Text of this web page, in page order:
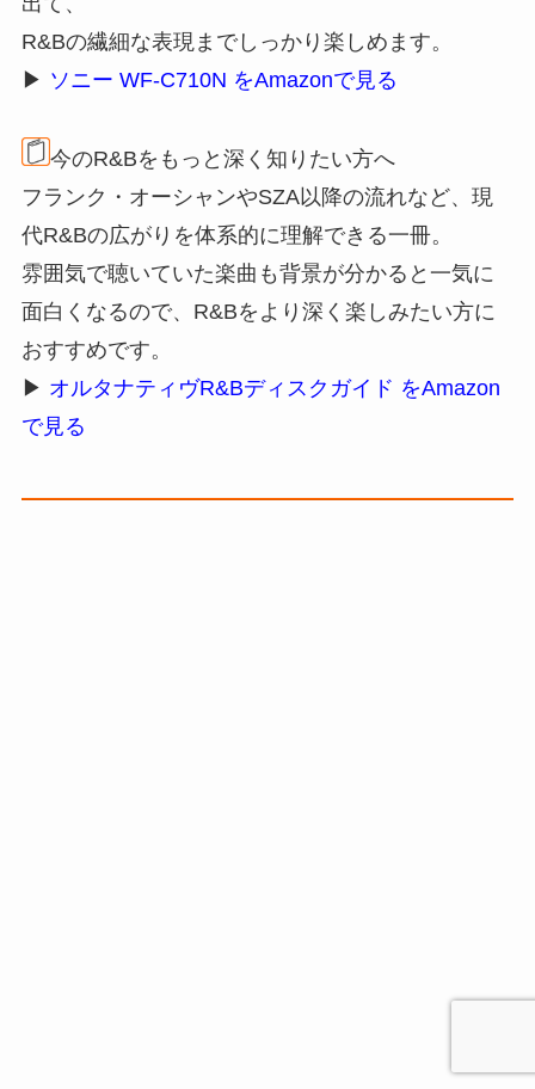
R&Bの繊細な表現までしっかり楽しめます。
▶ ソニー WF-C710N をAmazonで見る
今のR&Bをもっと深く知りたい方へ
フランク・オーシャンやSZA以降の流れなど、現
代R&Bの広がりを体系的に理解できる一冊。
雰囲気で聴いていた楽曲も背景が分かると一気に
面白くなるので、R&Bをより深く楽しみたい方に
おすすめです。
▶ オルタナティヴR&Bディスクガイド をAmazon
で見る